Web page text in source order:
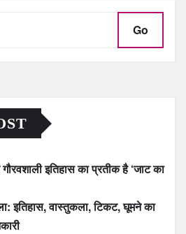
Go
इतिहास का प्रतीक है ‘जाट का
इतिहास, वास्तुकला, टिकट, घूमने का